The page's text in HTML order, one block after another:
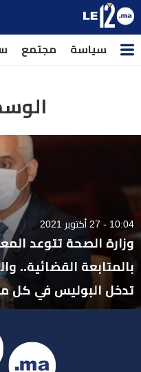
سياسة مجتمع
10:04 - 27 أكتوبر 2021
وزارة الصحة تتوعد
بالمتابعة القضائية..
تدخل البوليس في كل